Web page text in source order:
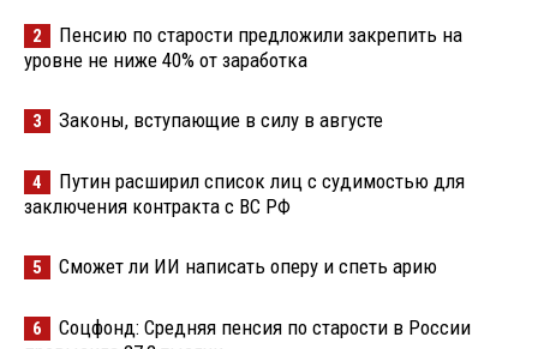
2
Пенсию по старости предложили закрепить на
уровне не ниже 40% от заработка
3 Законы, вступающие в силу в августе
4
Путин расширил список лиц с судимостью для
заключения контракта с ВС РФ
5 Сможет ли ИИ написать оперу и спеть арию
6
Соцфонд: Средняя пенсия по старости в России